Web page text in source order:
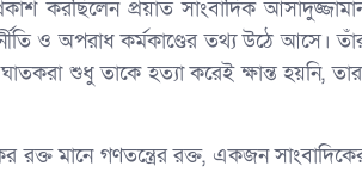
করছিলেন প্রয়াত সাংবাদিক
ও অপরাধ কর্মকাণ্ডের তথ্য উঠে আসে।
শুধু তাকে হত্যা করেই ক্ষান্ত হয়নি,
রক্ত মানে গণতন্ত্রের রক্ত, একজন